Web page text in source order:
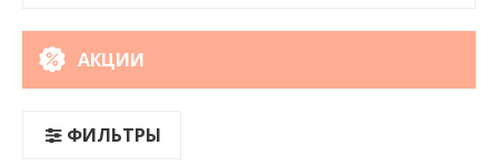
АКЦИИ
ФИЛЬТРЫ